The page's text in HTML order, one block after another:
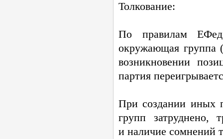
Толкование:
По правилам
окружающая группа
возникновении
партия
При создании иных
групп затруднено,
и наличие сомнений